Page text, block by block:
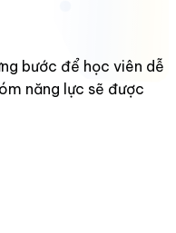
bước để học viên dễ
năng lực sẽ được